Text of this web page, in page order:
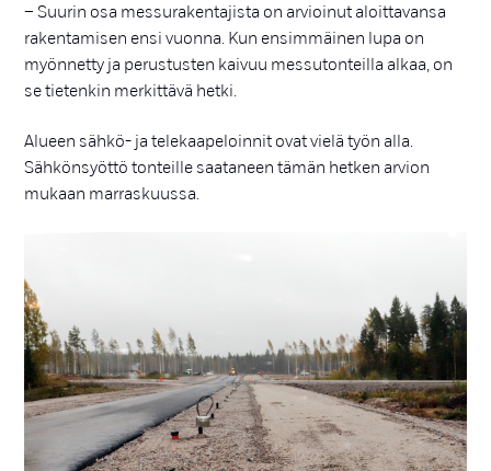
– Suurin osa messurakentajista on arvioinut aloittavansa
rakentamisen ensi vuonna. Kun ensimmäinen lupa on
myönnetty ja perustusten kaivuu messutonteilla alkaa, on
se tietenkin merkittävä hetki.
Alueen sähkö- ja telekaapeloinnit ovat vielä työn alla.
Sähkönsyöttö tonteille saataneen tämän hetken arvion
mukaan marraskuussa.